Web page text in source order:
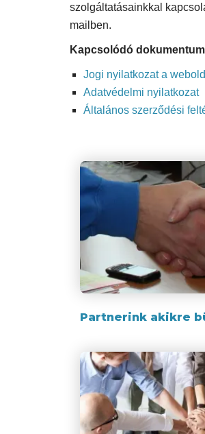
szolgáltatásainkkal
mailben.
Kapcsolódó
Jogi nyilatkozat a
Adatvédelmi nyilatkozat
Általános szerződési
Partnerink akikre